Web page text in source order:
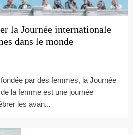
la Journée internationale
dans le monde
par des femmes, la Journée
la femme est une journée
les avan...